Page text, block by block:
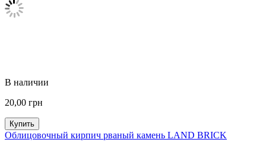
В наличии
20,00 грн
Купить
Облицовочный кирпич рваный камень LAND BRICK